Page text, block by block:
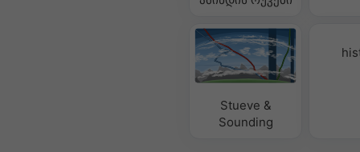
Stueve &
Sounding